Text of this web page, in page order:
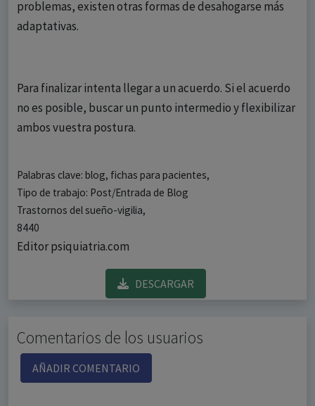
problemas, existen otras formas de desahogarse más
adaptativas.
Para finalizar intenta llegar a un acuerdo. Si el acuerdo
no es posible, buscar un punto intermedio y flexibilizar
ambos vuestra postura.
Palabras clave: blog, fichas para pacientes,
Tipo de trabajo: Post/Entrada de Blog
Trastornos del sueño-vigilia,
8440
Editor psiquiatria.com
DESCARGAR
Comentarios de los usuarios
AÑADIR COMENTARIO